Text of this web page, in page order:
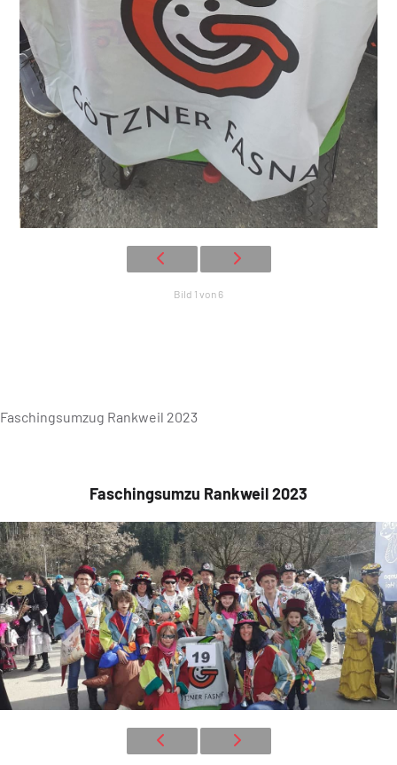
Bild 1 von 6
Faschingsumzug Rankweil 2023
Faschingsumzu Rankweil 2023